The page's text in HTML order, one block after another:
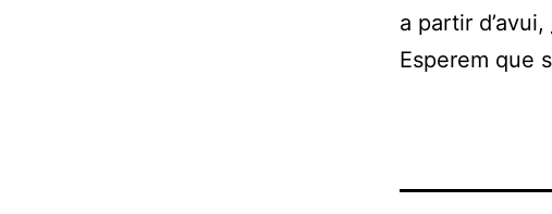
a partir d’avui,
Esperem que